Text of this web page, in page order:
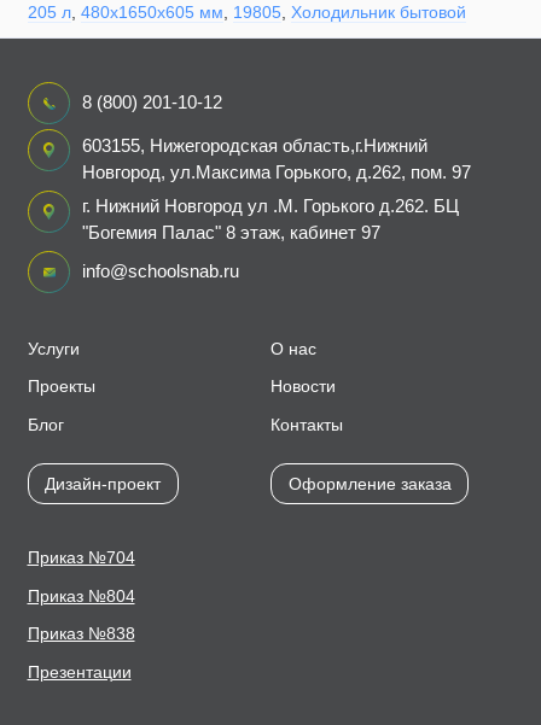
Морозильная камера
Полезный объем морозильной камеры - 58 л;
Система размораживания - ручное;
Количество ящиков - 3;
Мощность замораживания - 7 кг/сут.
205 л, 480x1650x605 мм 19805, Холодильник бытовой
Услуги
Проекты
Блог
Дизайн-проект
О нас
Новости
Контакты
Оформление заказа
Приказ №704
Приказ №804
Приказ №838
Презентации
8 (800) 201-10-12
603155, Нижегородская область,г.Нижний
Новгород, ул.Максима Горького, д.262, пом. 97
г. Нижний Новгород ул .М. Горького д.262. БЦ
"Богемия Палас" 8 этаж, кабинет 97
info@schoolsnab.ru